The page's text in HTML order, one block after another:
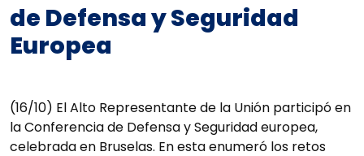
de Defensa y Seguridad
Europea
(16/10) El Alto Representante de la Unión participó en
la Conferencia de Defensa y Seguridad europea,
celebrada en Bruselas. En esta enumeró los retos